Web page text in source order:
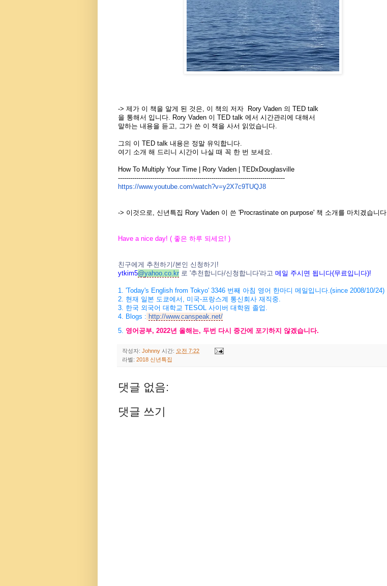
-> 제가 이 책을 알게 된 것은, 이 책의 저자 Rory Vaden 의 TED talk
을 통해서 입니다. Rory Vaden 이 TED talk 에서 시간관리에 대해서
말하는 내용을 듣고, 그가 쓴 이 책을 사서 읽었습니다.
그의 이 TED talk 내용은 정말 유익합니다.
여기 소개 해 드리니 시간이 나실 때 꼭 한 번 보세요.
How To Multiply Your Time | Rory Vaden | TEDxDouglasville
----------------------------------------------------------------------------------
https://www.youtube.com/watch?v=y2X7c9TUQJ8
-> 이것으로, 신년특집 Rory Vaden 이 쓴 'Procrastinate on purpose' 책 소개를 마치겠습니다.
Have a nice day! ( 좋은 하루 되세요 ! )
친구에게 추천하기/본인 신청하기 !
ytkim5@yahoo.co.kr 로 '추천합니다/신청 합니다'라고 메일 주시면 됩니다(무료입니다)!
1. 'Today's English from Tokyo' 3346 번째 아침 영어 한마디 메일입니다 .(since 2008/10/24)
2. 현재 일본 도쿄에서 미국-프랑스계 통신회사 재직중
3. 한국 외국어 대학교 TESOL 사이버 대학원 졸업
4. Blogs : http://www.canspeak.net/
5. 영어공부, 2022년 올해는, 두번 다시 중간에 포기하지 않겠습니다.
작성자: Johnny 시간: 오전 7:22
라벨: 2018 신년특집
댓글 없음:
댓글 쓰기